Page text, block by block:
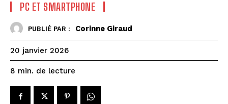
PC ET SMARTPHONE
PUBLIÉ PAR : Corinne Giraud
20 janvier 2026
8 min. de lecture